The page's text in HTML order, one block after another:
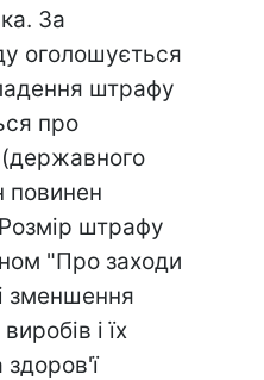
За
оголошується
штрафу
про
(державного
повинен
штрафу
"Про заходи
зменшення
і їх
здоров'ї